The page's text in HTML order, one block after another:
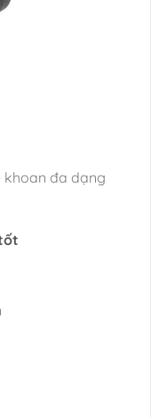
khoan đa dạng